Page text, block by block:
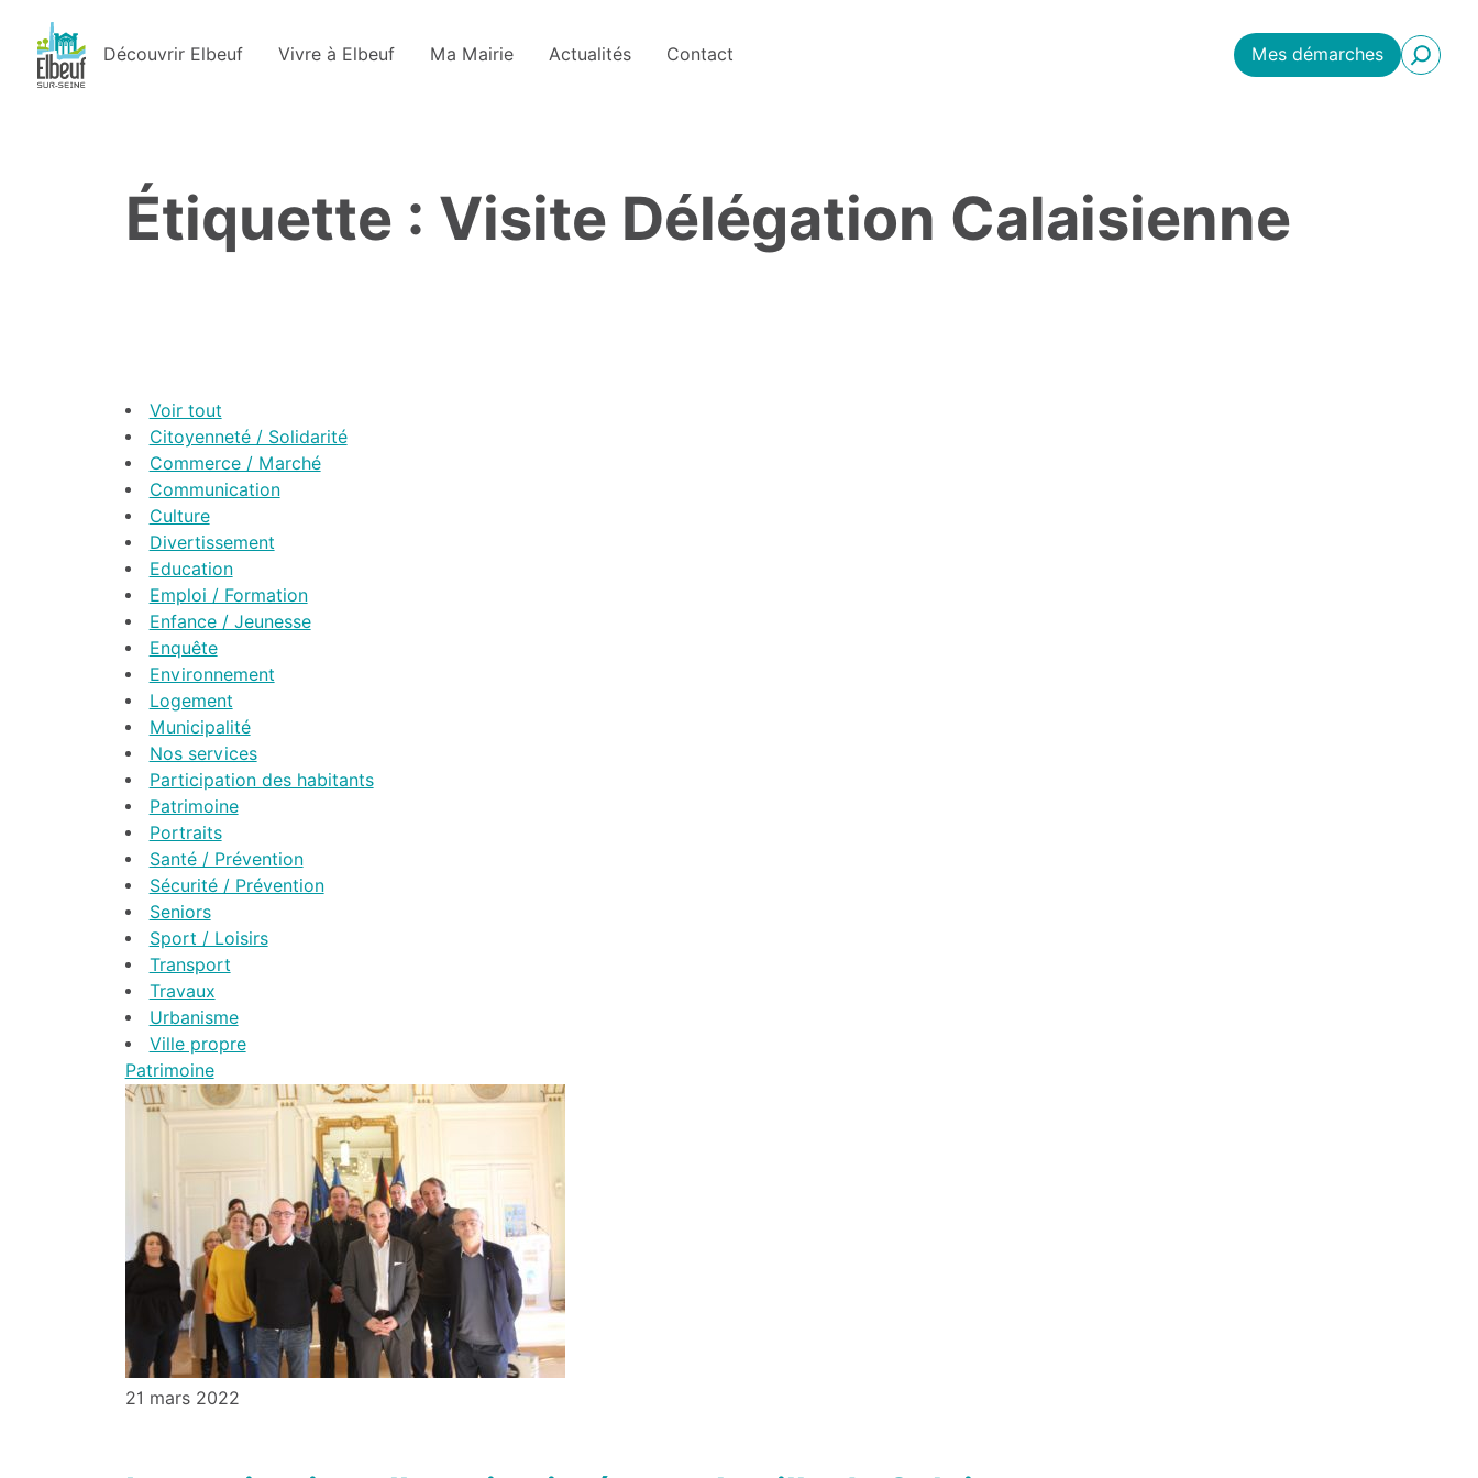
Découvrir Elbeuf Vivre à Elbeuf Ma Mairie Actualités Contact Mes démarches
Étiquette : Visite Délégation Calaisienne
Voir tout
Citoyenneté / Solidarité
Commerce / Marché
Communication
Culture
Divertissement
Education
Emploi / Formation
Enfance / Jeunesse
Enquête
Environnement
Logement
Municipalité
Nos services
Participation des habitants
Patrimoine
Portraits
Santé / Prévention
Sécurité / Prévention
Seniors
Sport / Loisirs
Transport
Travaux
Urbanisme
Ville propre
Patrimoine
21 mars 2022